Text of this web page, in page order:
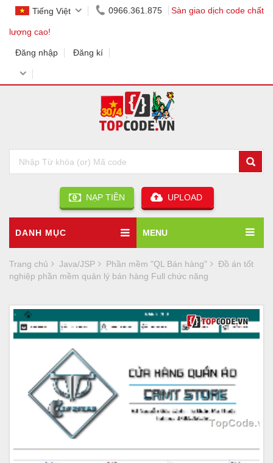
Tiếng Việt 0966.361.875 Sàn giao dịch code chất
lượng cao!
Đăng nhập Đăng kí
NẠP TIỀN UPLOAD
DANH MỤC MENU
Trang chủ Java/JSP Phần mềm "QL Bán hàng"
Đồ án tốt
nghiệp phần mềm quản lý bán hàng Full chức năng